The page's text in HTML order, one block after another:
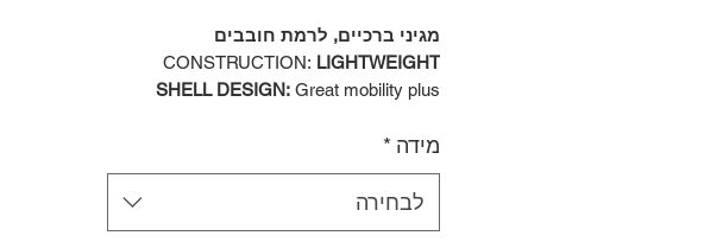
מגיני ברכיים, לרמת חובבים
CONSTRUCTION: LIGHTWEIGHT
SHELL DESIGN: Great mobility plus
feel ideal for young recreational players.
KNEE CAPS:PE CAP:Must-have
protection for kneecaps.
ATTACHMENT:Y-STRAP:Comfortable
מידה *
לבחירה